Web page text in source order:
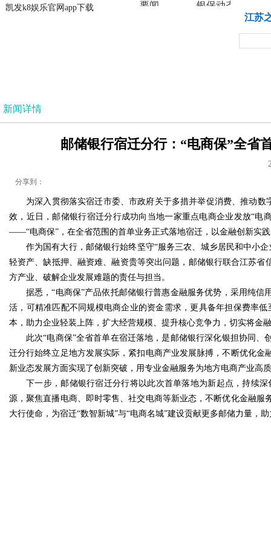
凯发k8娱乐官网app下载
凯发k8娱乐官网app下载
要闻 银保动态
江苏
新闻详情
邮储银行宿迁分行：“电商保”全省
分享到：
为深入贯彻落实宿迁市委、市政府关于多措并举促消费、推动
效，近日，邮储银行宿迁分行成功向当地一家重点电商企业发放“
——“电商保”，在全省范围的首单业务正式落地宿迁，以金融创新实
作为国有大行，邮储银行始终坚守“服务三农、城乡居民和中小
轻资产、缺抵押、融资难、融资贵等突出问题，邮储银行联合江苏
方产业、破解企业发展难题的责任与担当。
据悉，“电商保”产品依托邮储银行普惠金融服务优势，采用纯
活，可精准匹配不同规模电商企业的资金需求，更具备年担保费率
本，助力企业轻装上阵，扩大经营规模、提升核心竞争力，切实将金
此次“电商保”全省首单在宿迁落地，是邮储银行深化银担协同
迁分行始终立足地方发展实际，紧扣电商产业发展脉搏，不断优化
新业态发展方面实现了创新突破，用专业金融服务为地方电商产业高
下一步，邮储银行宿迁分行将以此次首单落地为新起点，持续
源，聚焦直播电商、即时零售、社交电商等新业态，不断优化金融
大行使命，为宿迁“数智新城”与“电商名城”建设贡献更多邮储力量，